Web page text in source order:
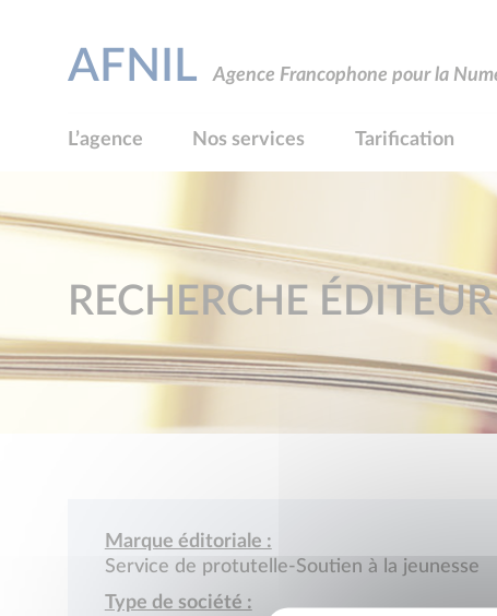
AFNIL Agence Francophone pour la
L’agence Nos services Tarification
RECHERCHE ÉDITEUR
Marque éditoriale :
Service de protutelle-Soutien à la jeunesse
Type de société :